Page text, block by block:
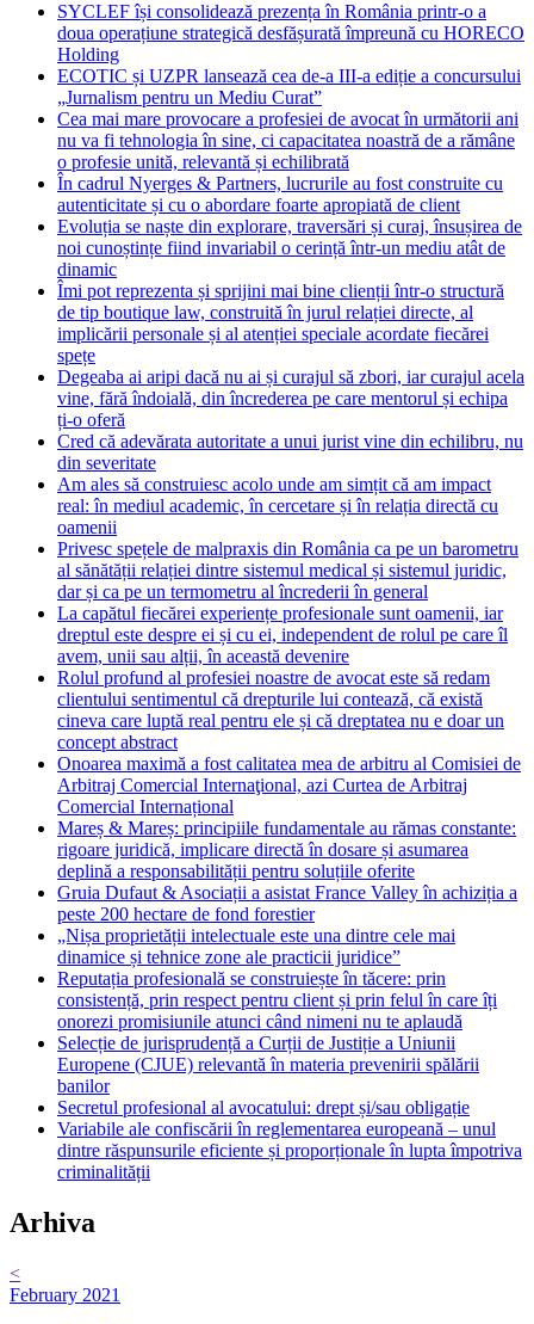
SYCLEF își consolidează prezența în România printr-o a
doua operațiune strategică desfășurată împreună cu HORECO
Holding
ECOTIC și UZPR lansează cea de-a III-a ediție a concursului
„Jurnalism pentru un Mediu Curat”
Cea mai mare provocare a profesiei de avocat în următorii ani
nu va fi tehnologia în sine, ci capacitatea noastră de a rămâne
o profesie unită, relevantă și echilibrată
În cadrul Nyerges & Partners, lucrurile au fost construite cu
autenticitate și cu o abordare foarte apropiată de client
Evoluția se naște din explorare, traversări și curaj, însușirea de
noi cunoștințe fiind invariabil o cerință într-un mediu atât de
dinamic
Îmi pot reprezenta și sprijini mai bine clienții într-o structură
de tip boutique law, construită în jurul relației directe, al
implicării personale și al atenției speciale acordate fiecărei
spețe
Degeaba ai aripi dacă nu ai și curajul să zbori, iar curajul acela
vine, fără îndoială, din încrederea pe care mentorul și echipa
ți-o oferă
Cred că adevărata autoritate a unui jurist vine din echilibru, nu
din severitate
Am ales să construiesc acolo unde am simțit că am impact
real: în mediul academic, în cercetare și în relația directă cu
oamenii
Privesc spețele de malpraxis din România ca pe un barometru
al sănătății relației dintre sistemul medical și sistemul juridic,
dar și ca pe un termometru al încrederii în general
La capătul fiecărei experiențe profesionale sunt oamenii, iar
dreptul este despre ei și cu ei, independent de rolul pe care îl
avem, unii sau alții, în această devenire
Rolul profund al profesiei noastre de avocat este să redam
clientului sentimentul că drepturile lui contează, că există
cineva care luptă real pentru ele și că dreptatea nu e doar un
concept abstract
Onoarea maximă a fost calitatea mea de arbitru al Comisiei de
Arbitraj Comercial Internaţional, azi Curtea de Arbitraj
Comercial Internațional
Mareș & Mareș: principiile fundamentale au rămas constante:
rigoare juridică, implicare directă în dosare și asumarea
deplină a responsabilității pentru soluțiile oferite
Gruia Dufaut & Asociații a asistat France Valley în achiziția a
peste 200 hectare de fond forestier
„Nișa proprietății intelectuale este una dintre cele mai
dinamice și tehnice zone ale practicii juridice”
Reputația profesională se construiește în tăcere: prin
consistență, prin respect pentru client și prin felul în care îți
onorezi promisiunile atunci când nimeni nu te aplaudă
Selecție de jurisprudență a Curții de Justiție a Uniunii
Europene (CJUE) relevantă în materia prevenirii spălării
banilor
Secretul profesional al avocatului: drept și/sau obligație
Variabile ale confiscării în reglementarea europeană – unul
dintre răspunsurile eficiente și proporționale în lupta împotriva
criminalității
Arhiva
<
February 2021